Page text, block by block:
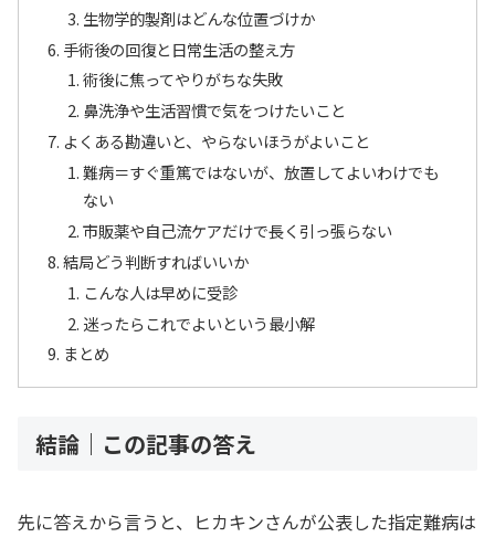
生物学的製剤はどんな位置づけか
手術後の回復と日常生活の整え方
術後に焦ってやりがちな失敗
鼻洗浄や生活習慣で気をつけたいこと
よくある勘違いと、やらないほうがよいこと
難病＝すぐ重篤ではないが、放置してよいわけでも
ない
市販薬や自己流ケアだけで長く引っ張らない
結局どう判断すればいいか
こんな人は早めに受診
迷ったらこれでよいという最小解
まとめ
結論｜この記事の答え
先に答えから言うと、ヒカキンさんが公表した指定難病は